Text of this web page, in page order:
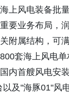
上风电装备批
要业务布局，
附属结构，可
套海上风电
内首艘风电安
及"海豚01"